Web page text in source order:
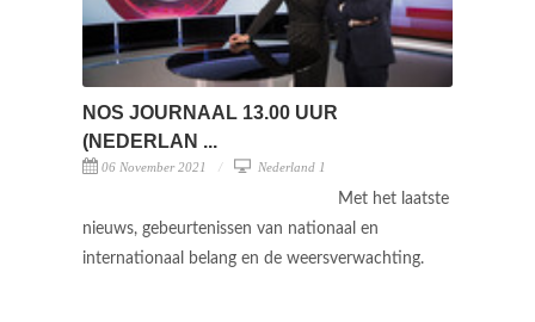
NOS JOURNAAL 13.00 UUR
(NEDERLAN ...
06 November 2021 Nederland 1
Met het laatste
nieuws, gebeurtenissen van nationaal en
internationaal belang en de weersverwachting.